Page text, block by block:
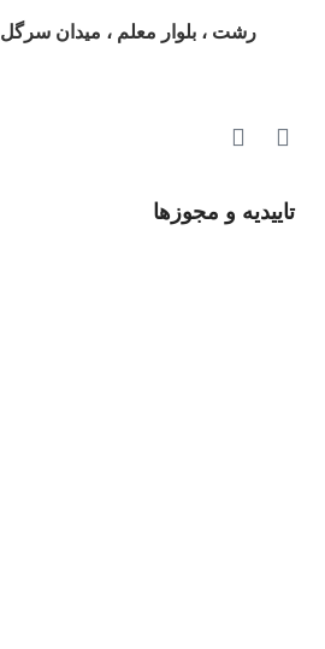
رشت ، بلوار معلم ، میدان
تاییدیه و مجوزها